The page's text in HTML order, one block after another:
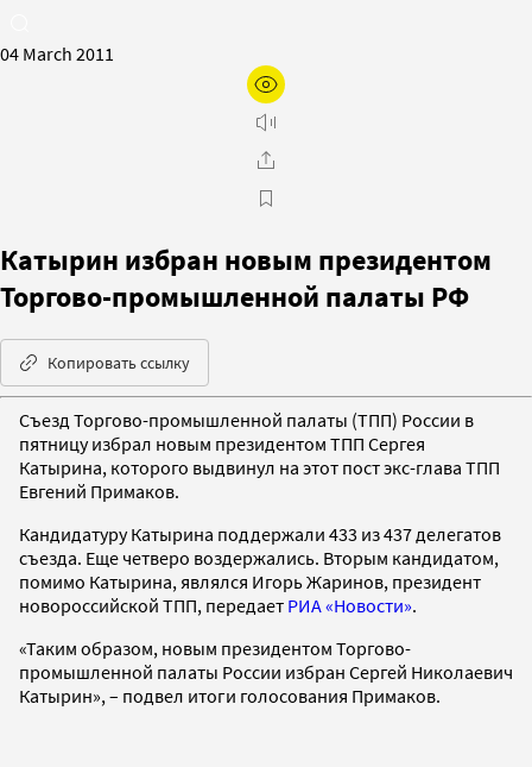
04 March 2011
Катырин избран новым президентом
Торгово-промышленной палаты РФ
Копировать ссылку
Съезд Торгово-промышленной палаты (ТПП) России в
пятницу избрал новым президентом ТПП Сергея
Катырина, которого выдвинул на этот пост экс-глава ТПП
Евгений Примаков.
Кандидатуру Катырина поддержали 433 из 437 делегатов
съезда. Еще четверо воздержались. Вторым кандидатом,
помимо Катырина, являлся Игорь Жаринов, президент
новороссийской ТПП, передает РИА «Новости».
«Таким образом, новым президентом Торгово-
промышленной палаты России избран Сергей Николаевич
Катырин», – подвел итоги голосования Примаков.